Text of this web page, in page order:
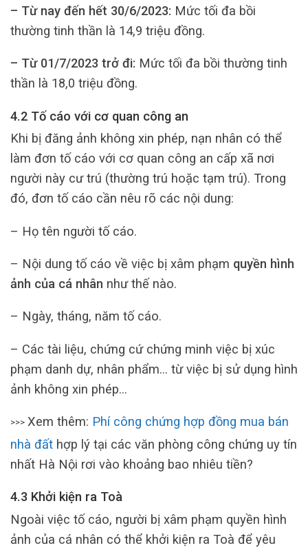
– Từ nay đến hết 30/6/2023: Mức tối đa bồi
thường tinh thần là 14,9 triệu đồng.
– Từ 01/7/2023 trở đi: Mức tối đa bồi thường tinh
thần là 18,0 triệu đồng.
4.2 Tố cáo với cơ quan công an
Khi bị đăng ảnh không xin phép, nạn nhân có thể
làm đơn tố cáo với cơ quan công an cấp xã nơi
người này cư trú (thường trú hoặc tạm trú). Trong
đó, đơn tố cáo cần nêu rõ các nội dung:
– Họ tên người tố cáo.
– Nội dung tố cáo về việc bị xâm phạm quyền hình
ảnh của cá nhân như thế nào.
– Ngày, tháng, năm tố cáo.
– Các tài liệu, chứng cứ chứng minh việc bị xúc
phạm danh dự, nhân phẩm… từ việc bị sử dụng hình
ảnh không xin phép…
>>> Xem thêm: Phí công chứng hợp đồng mua bán
nhà đất hợp lý tại các văn phòng công chứng uy tín
nhất Hà Nội rơi vào khoảng bao nhiêu tiền?
4.3 Khởi kiện ra Toà
Ngoài việc tố cáo, người bị xâm phạm quyền hình
ảnh của cá nhân có thể khởi kiện ra Toà để yêu